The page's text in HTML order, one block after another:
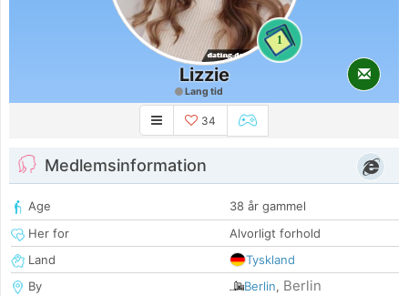
1
Lizzie
Lang tid
34
Medlemsinformation
Age
38 år gammel
Her for
Alvorligt forhold
Land
Tyskland
By
Berlin, Berlin